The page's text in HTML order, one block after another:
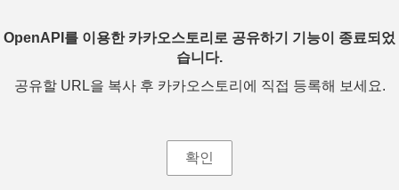
OpenAPI를 이용한 카카오스토리로 공유하기 기능이 종료되었
습니다.
공유할 URL을 복사 후 카카오스토리에 직접 등록해 보세요.
확인